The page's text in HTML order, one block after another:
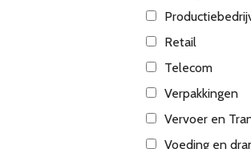
Retail
Telecom
Verpakkingen
Vervoer en
Voeding en